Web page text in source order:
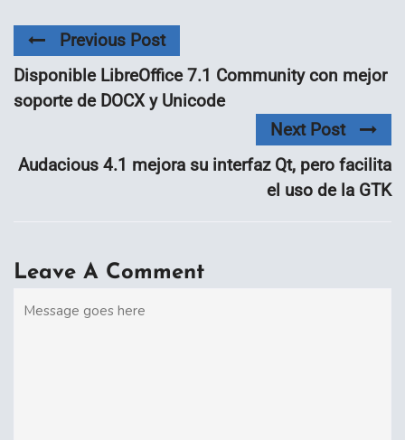
Previous Post
Disponible LibreOffice 7.1 Community con mejor
soporte de DOCX y Unicode
Next Post
Audacious 4.1 mejora su interfaz Qt, pero facilita
el uso de la GTK
Leave A Comment